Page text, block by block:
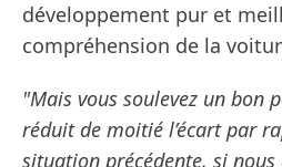
développement pur et
compréhension de la
"Mais vous soulevez un bon
réduit de moitié l’écart par
situation précédente, si